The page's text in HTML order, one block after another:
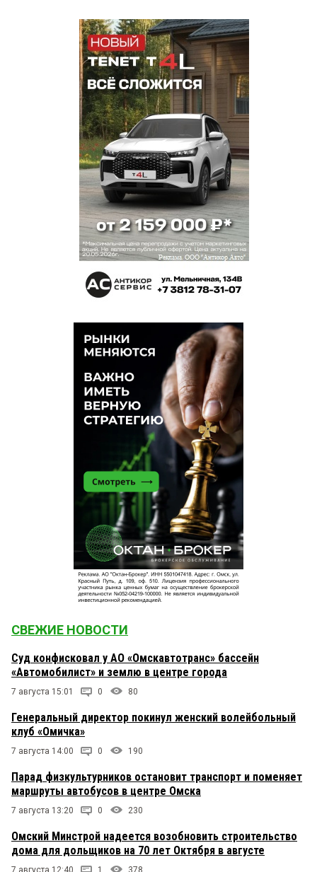
СВЕЖИЕ НОВОСТИ
Суд конфисковал у АО «Омскавтотранс» бассейн
«Автомобилист» и землю в центре города
7 августа 15:01 0 80
Генеральный директор покинул женский волейбольный
клуб «Омичка»
7 августа 14:00 0 190
Парад физкультурников остановит транспорт и поменяет
маршруты автобусов в центре Омска
7 августа 13:20 0 230
Омский Минстрой надеется возобновить строительство
дома для дольщиков на 70 лет Октября в августе
7 августа 12:40 1 378